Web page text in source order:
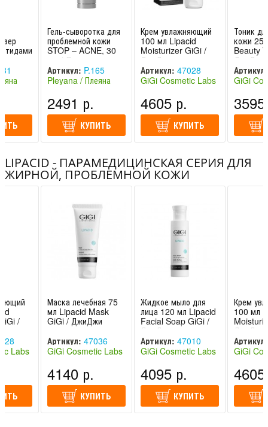
30 мл
Гель-сыворотка для
проблемной кожи
STOP – ACNE, 30
мл. | Плеяна
Артикул: P.165
Pleyana / Плеяна
2491 р.
КУПИТЬ
Крем увлажняющий
100 мл Lipacid
Moisturizer GiGi /
ДжиДжи
Артикул: 47028
GiGi Cosmetic Labs
4605 р.
КУПИТЬ
Тоник
кожи
Beauty
ДжиДжи
Артикул:
GiGi
LIPACID - ПАРАМЕДИЦИНСКАЯ СЕРИЯ ДЛЯ
ЖИРНОЙ, ПРОБЛЕМНОЙ КОЖИ
/
Labs
Маска лечебная 75
мл Lipacid Mask
GiGi / ДжиДжи
Артикул: 47036
GiGi Cosmetic Labs
4140 р.
КУПИТЬ
Жидкое мыло для
лица 120 мл Lipacid
Facial Soap GiGi /
ДжиДжи
Артикул: 47010
GiGi Cosmetic Labs
4095 р.
КУПИТЬ
Крем
100 мл
ДжиДжи
Артикул:
GiGi